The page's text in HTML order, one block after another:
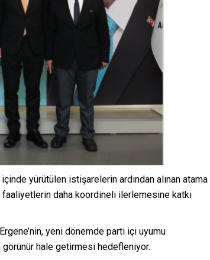
yürütülen istişarelerin ardından alınan atama
faaliyetlerin daha koordineli ilerlemesine katkı
yeni dönemde parti içi uyumu
görünür hale getirmesi hedefleniyor.